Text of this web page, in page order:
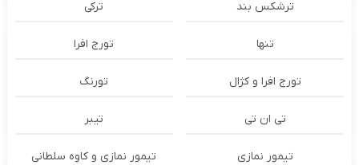
ترشكس بند ترکی
تنها تورج افرا
تورج افرا و کژال تورنگ
تی ان تی تیبر
تیمور نمازی تیمور نمازی و کاوه سلطانی